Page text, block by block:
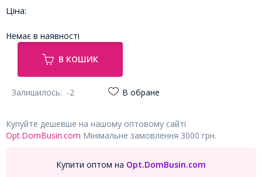
Ціна:
Немає в наявності
В КОШИК
Залишилось: -2 В обране
Купуйте дешевше на нашому оптовому сайті
Opt.DomBusin.com Мінімальне замовлення 3000 грн.
Купити оптом на Opt.DomBusin.com